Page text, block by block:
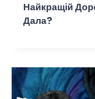
Найкращій
Дала?